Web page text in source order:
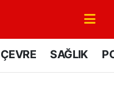
ÇEVRE SAĞLIK